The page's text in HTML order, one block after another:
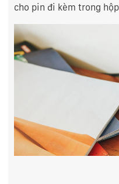
cho pin đi kèm trong hộp